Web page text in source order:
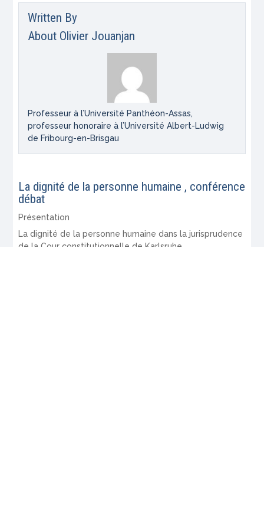
Written By
About Olivier Jouanjan
Professeur à l’Université Panthéon-Assas,
professeur honoraire à l’Université Albert-Ludwig
de Fribourg-en-Brisgau
La dignité de la personne humaine , conférence
débat
Présentation
La dignité de la personne humaine dans la jurisprudence
de la Cour constitutionnelle de Karlsruhe